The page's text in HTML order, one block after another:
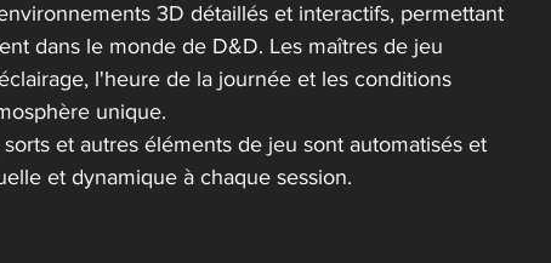
3D détaillés et interactifs, permettant
dans le monde de D&D. Les maîtres de jeu
l'heure de la journée et les conditions
unique​​.
et autres éléments de jeu sont automatisés et
et dynamique à chaque session​.